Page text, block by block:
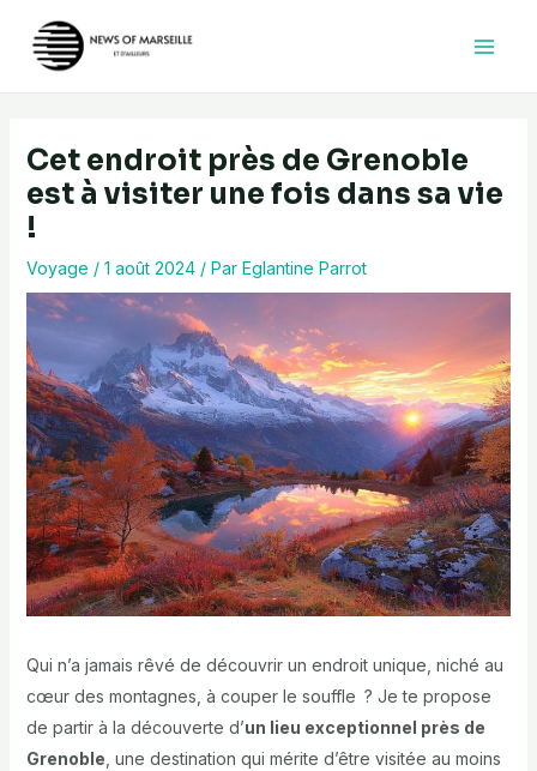
contenu
Cet endroit près de Grenoble
est à visiter une fois dans sa vie
!
Voyage / 1 août 2024 / Par Eglantine Parrot
Qui n’a jamais rêvé de découvrir un endroit unique, niché au
cœur des montagnes, à couper le souffle ? Je te propose
de partir à la découverte d’un lieu exceptionnel près de
Grenoble , une destination qui mérite d’être visitée au moins